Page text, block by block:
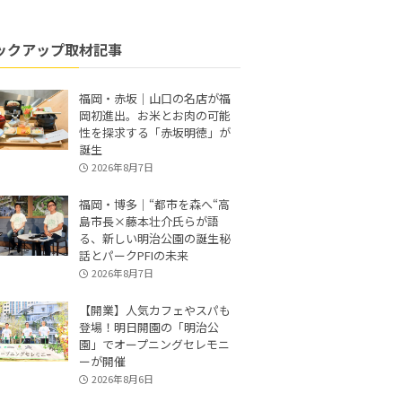
クアップ取材記事
福岡・赤坂｜山口の名店が福
岡初進出。お米とお肉の可能
性を探求する「赤坂明徳」が
誕生
2026年8月7日
福岡・博多｜“都市を森へ“高
島市長×藤本壮介氏らが語
る、新しい明治公園の誕生秘
話とパークPFIの未来
2026年8月7日
【開業】人気カフェやスパも
登場！明日開園の「明治公
園」でオープニングセレモニ
ーが開催
2026年8月6日